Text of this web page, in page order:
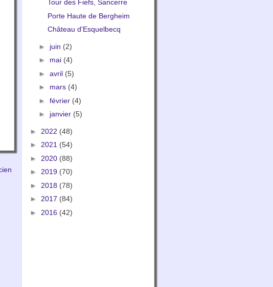
Tour des Fiefs, Sancerre
Porte Haute de Bergheim
Château d'Esquelbecq
► juin (2)
► mai (4)
► avril (5)
► mars (4)
► février (4)
► janvier (5)
► 2022 (48)
► 2021 (54)
► 2020 (88)
► 2019 (70)
► 2018 (78)
► 2017 (84)
► 2016 (42)